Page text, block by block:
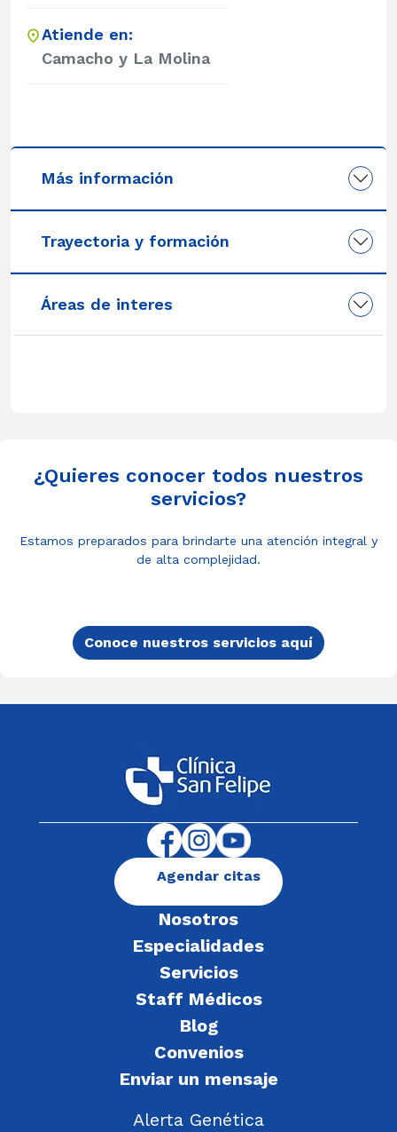
Atiende en:
Camacho y La Molina
Más información
Trayectoria y formación
Áreas de interes
¿Quieres conocer todos nuestros
servicios?
Estamos preparados para brindarte una atención integral y
de alta complejidad.
Conoce nuestros servicios aquí
Nosotros
Especialidades
Servicios
Staff Médicos
Blog
Convenios
Enviar un mensaje
Alerta Genética
Agendar citas